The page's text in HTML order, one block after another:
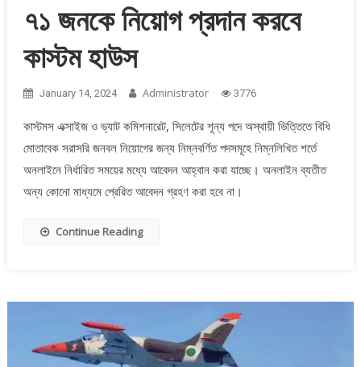
৭১ জনকে নিয়োগ প্রদান করবে
কাস্টম হাউস
January 14, 2024 Administrator 3776
কাস্টমস এক্সাইজ ও ভ্যাট কমিশনারেট, সিলেটের শূন্য পদে অস্থায়ী ভিত্তিতে বিধি
মোতাবেক সরাসরি জনবল নিয়োগের জন্য নিম্নবর্ণিত পদসমূহে নিম্নলিখিত শর্তে
অনলাইনে নির্ধারিত সময়ের মধ্যে আবেদন আহ্বান করা যাচ্ছে। অনলাইন ব্যতীত
অন্য কোনো মাধ্যমে প্রেরিত আবেদন গ্রহণ করা হবে না।
Continue Reading